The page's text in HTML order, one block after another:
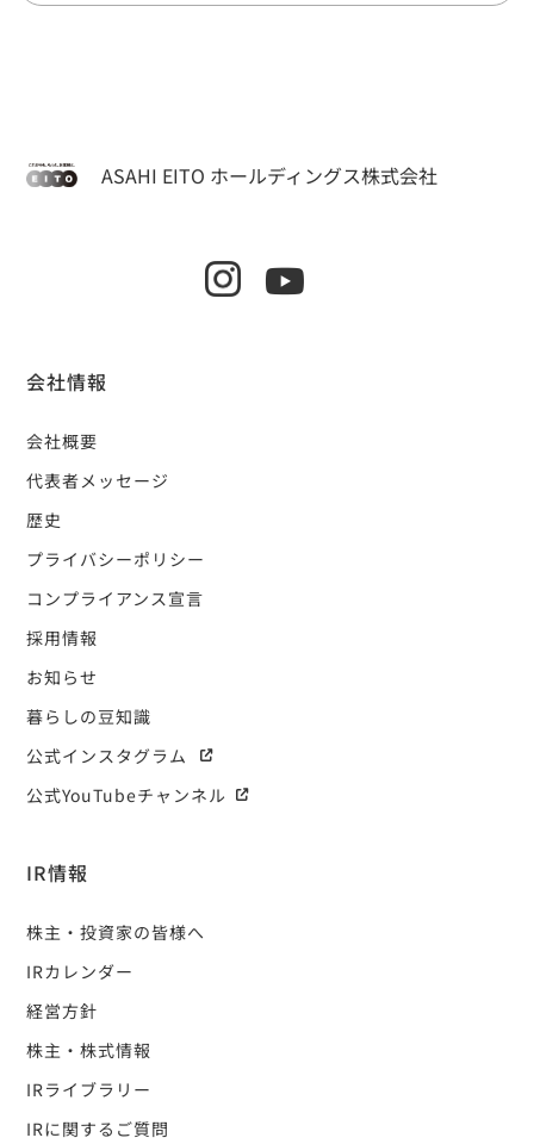
ASAHI EITO ホールディングス株式会社
会社情報
会社概要
代表者メッセージ
歴史
プライバシーポリシー
コンプライアンス宣言
採用情報
お知らせ
暮らしの豆知識
公式インスタグラム
公式YouTubeチャンネル
IR情報
株主・投資家の皆様へ
IRカレンダー
経営方針
株主・株式情報
IRライブラリー
IRに関するご質問